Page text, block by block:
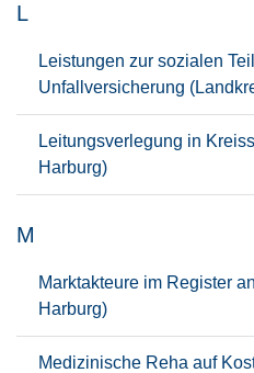
L
Leistungen zur sozialen
Unfallversicherung
Leitungsverlegung in
Harburg)
M
Marktakteure im Register
Harburg)
Medizinische Reha auf